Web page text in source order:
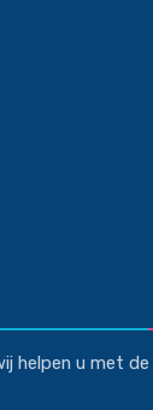
helpen u met